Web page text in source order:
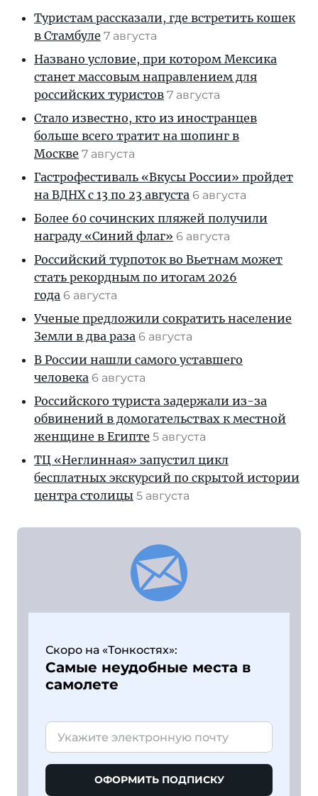
Туристам рассказали, где встретить кошек
в Стамбуле 7 августа
Названо условие, при котором Мексика
станет массовым направлением для
российских туристов 7 августа
Стало известно, кто из иностранцев
больше всего тратит на шопинг в
Москве 7 августа
Гастрофестиваль «Вкусы России» пройдет
на ВДНХ с 13 по 23 августа 6 августа
Более 60 сочинских пляжей получили
награду «Синий флаг» 6 августа
Российский турпоток во Вьетнам может
стать рекордным по итогам 2026
года 6 августа
Ученые предложили сократить население
Земли в два раза 6 августа
В России нашли самого уставшего
человека 6 августа
Российского туриста задержали из-за
обвинений в домогательствах к местной
женщине в Египте 5 августа
ТЦ «Неглинная» запустил цикл
бесплатных экскурсий по скрытой истории
центра столицы 5 августа
Скоро на «Тонкостях»:
Самые неудобные места в
самолете
ОФОРМИТЬ ПОДПИСКУ